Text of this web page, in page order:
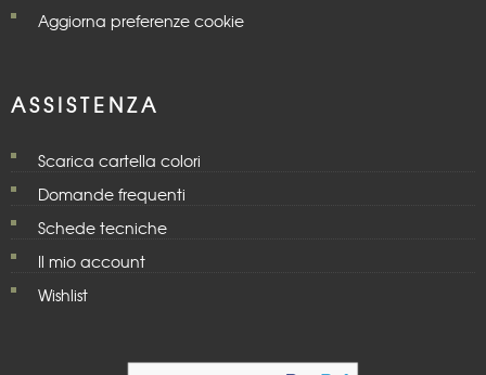
Aggiorna preferenze cookie
ASSISTENZA
Scarica cartella colori
Domande frequenti
Schede tecniche
Il mio account
Wishlist